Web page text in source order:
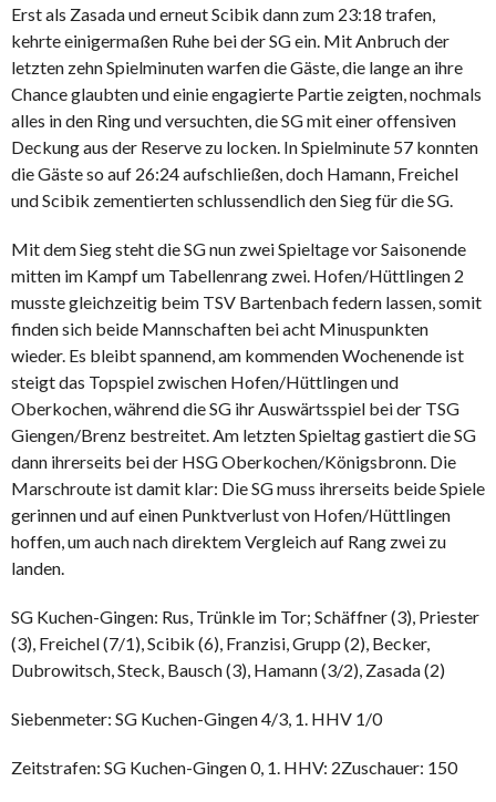
Erst als Zasada und erneut Scibik dann zum 23:18 trafen,
kehrte einigermaßen Ruhe bei der SG ein. Mit Anbruch der
letzten zehn Spielminuten warfen die Gäste, die lange an ihre
Chance glaubten und einie engagierte Partie zeigten, nochmals
alles in den Ring und versuchten, die SG mit einer offensiven
Deckung aus der Reserve zu locken. In Spielminute 57 konnten
die Gäste so auf 26:24 aufschließen, doch Hamann, Freichel
und Scibik zementierten schlussendlich den Sieg für die SG.
Mit dem Sieg steht die SG nun zwei Spieltage vor Saisonende
mitten im Kampf um Tabellenrang zwei. Hofen/Hüttlingen 2
musste gleichzeitig beim TSV Bartenbach federn lassen, somit
finden sich beide Mannschaften bei acht Minuspunkten
wieder. Es bleibt spannend, am kommenden Wochenende ist
steigt das Topspiel zwischen Hofen/Hüttlingen und
Oberkochen, während die SG ihr Auswärtsspiel bei der TSG
Giengen/Brenz bestreitet. Am letzten Spieltag gastiert die SG
dann ihrerseits bei der HSG Oberkochen/Königsbronn. Die
Marschroute ist damit klar: Die SG muss ihrerseits beide Spiele
gerinnen und auf einen Punktverlust von Hofen/Hüttlingen
hoffen, um auch nach direktem Vergleich auf Rang zwei zu
landen.
SG Kuchen-Gingen: Rus, Trünkle im Tor; Schäffner (3), Priester
(3), Freichel (7/1), Scibik (6), Franzisi, Grupp (2), Becker,
Dubrowitsch, Steck, Bausch (3), Hamann (3/2), Zasada (2)
Siebenmeter: SG Kuchen-Gingen 4/3, 1. HHV 1/0
Zeitstrafen: SG Kuchen-Gingen 0, 1. HHV: 2Zuschauer: 150